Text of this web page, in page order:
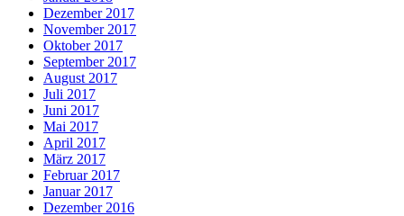
Dezember 2017
November 2017
Oktober 2017
September 2017
August 2017
Juli 2017
Juni 2017
Mai 2017
April 2017
März 2017
Februar 2017
Januar 2017
Dezember 2016